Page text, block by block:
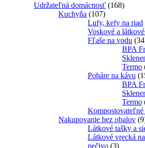
Udržateľná domácnosť 168168
Kuchyňa 107107
produktov
Lufy, kefy na riad
Voskové a
Fľaše na vodu 34
BPA
Termo
Poháre na kávu
BPA
Termo
Kompostovateľné
Nakupovanie bez obalov 9
Látkové tašky a
Látkové vrecká
pečivo 33